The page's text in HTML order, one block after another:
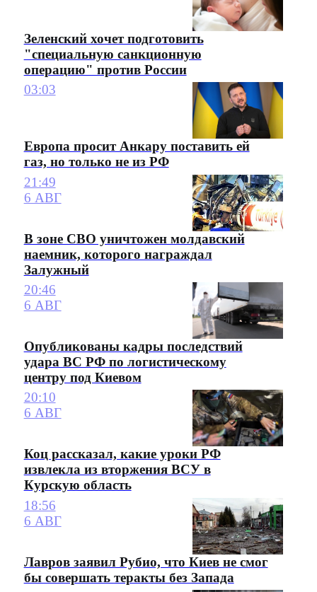
Зеленский хочет подготовить
"специальную санкционную
операцию" против России
03:03
Европа просит Анкару поставить ей
газ, но только не из РФ
21:49
6 АВГ
В зоне СВО уничтожен молдавский
наемник, которого награждал
Залужный
20:46
6 АВГ
Опубликованы кадры последствий
удара ВС РФ по логистическому
центру под Киевом
20:10
6 АВГ
Коц рассказал, какие уроки РФ
извлекла из вторжения ВСУ в
Курскую область
18:56
6 АВГ
Лавров заявил Рубио, что Киев не смог
бы совершать теракты без Запада